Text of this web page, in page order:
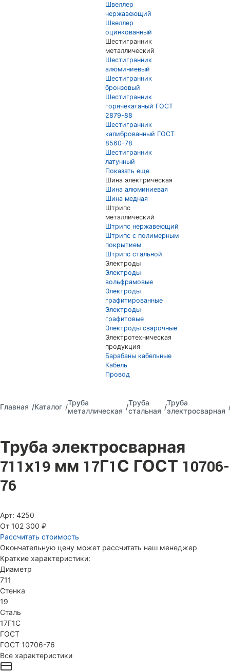
Швеллер
нержавеющий
Швеллер
оцинкованный
Шестигранник
металлический
Шестигранник
алюминиевый
Шестигранник
бронзовый
Шестигранник
горячекатаный ГОСТ
2879-88
Шестигранник
калиброванный ГОСТ
8560-78
Шестигранник
латунный
Показать еще
Шина электрическая
Шина алюминиевая
Шина медная
Штрипс
металлический
Штрипс нержавеющий
Штрипс с полимерным
покрытием
Штрипс стальной
Электроды
Электроды
вольфрамовые
Электроды
графитированные
Электроды
графитовые
Электроды сварочные
Электротехническая
продукция
Барабаны кабельные
Кабель
Провод
Главная Каталог
Труба
металлическая
Труба
стальная
Труба
электросварная
Труба электросварная
711х19 мм 17Г1С ГОСТ 10706-
76
Арт: 4250
От 102 300 ₽
Рассчитать стоимость
Окончательную цену может рассчитать наш менеджер
Краткие характеристики:
Диаметр
711
Стенка
19
Сталь
17Г1С
ГОСТ
ГОСТ 10706-76
Все характеристики